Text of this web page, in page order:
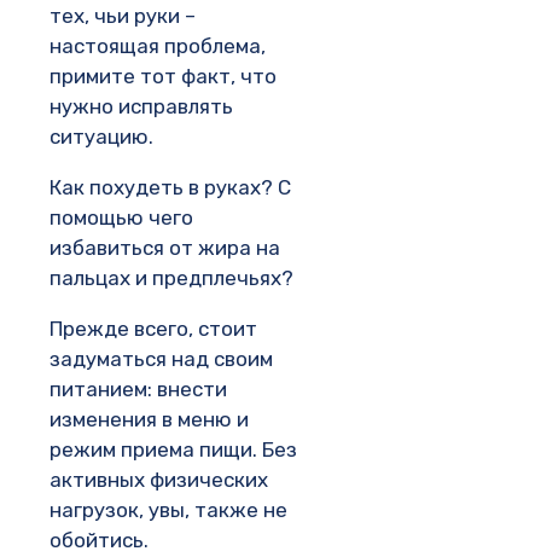
тех, чьи руки –
настоящая проблема,
примите тот факт, что
нужно исправлять
ситуацию.
Как похудеть в руках? С
помощью чего
избавиться от жира на
пальцах и предплечьях?
Прежде всего, стоит
задуматься над своим
питанием: внести
изменения в меню и
режим приема пищи. Без
активных физических
нагрузок, увы, также не
обойтись.